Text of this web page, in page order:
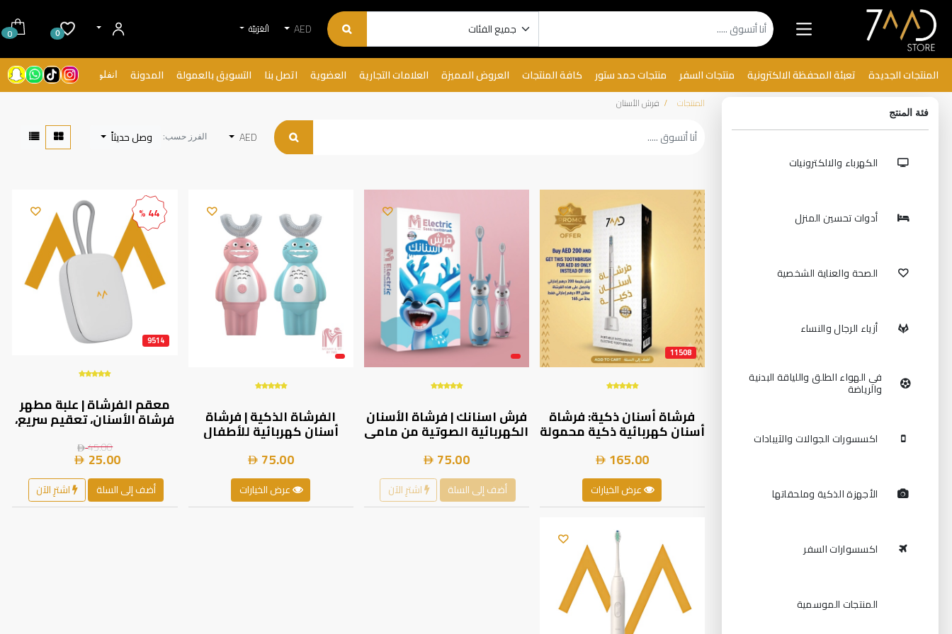
AED الْعَرَبيّة 0
0
المنتجات الجديدة تعبئة المحفظة الالكترونية منتجات السفر منتجات حمد ستور كافة المنتجات العروض المميزة العلامات التجارية العضوية اتصل بنا التسويق بالعمولة المدونة انفلونسرز
فئة المنتج
الكهرباء والالكترونيات
أدوات تحسين المنزل
الصحة والعناية الشخصية
أزياء الرجال والنساء
في الهواء الطلق واللياقة البدنية
والرياضة
اكسسورات الجوالات والآيبادات
الأجهزة الذكية وملحقاتها
اكسسوارات السفر
المنتجات الموسمية
المنتجات فرش الأسنان
AED الفرز حسب: وصل حديثاً
11508
فرشاة أسنان ذكية: فرشاة
أسنان كهربائية ذكية محمولة
من 7MD بشحن مغناطيسي
أوضاع مقاومة للماء بمعيار
IPX7 |7MD-033920|
165.00
عرض الخيارات
فرش اسنانك | فرشاة الأسنان
الكهربائية الصوتية من مامي
اند مي - بثلاث سرعات
و31,000 اهتزاز/دقيقة،
تصميم مقاوم للماء بمعيار
IPX7 | 7MD-807A |
75.00
أضف إلى السلة اشترِ الآن
الفرشاة الذكية | فرشاة
أسنان كهربائية للأطفال
بشكل U من مامي اند مي -
رعاية فموية لطيفة وفعالة
للأطفال | MD-020 |
75.00
عرض الخيارات
9514
معقم الفرشاة | علبة مطهر
فرشاة الأسنان، تعقيم سريع،
قابل لإعادة الشحن ومحمول
يناسب جميع فرش الأسنان
الكهربائية واليدوية , منتجات
الشتاء
44 %
45.00
25.00
أضف إلى السلة اشترِ الآن